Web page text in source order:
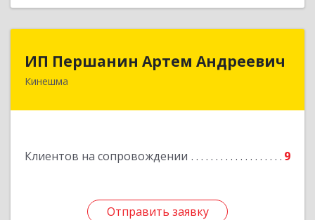
ИП Першанин Артем Андреевич
Кинешма
Клиентов на сопровождении 9
Отправить заявку
Отправить заявку